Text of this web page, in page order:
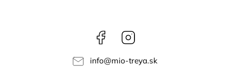
Facebook
info@mio-treya.sk